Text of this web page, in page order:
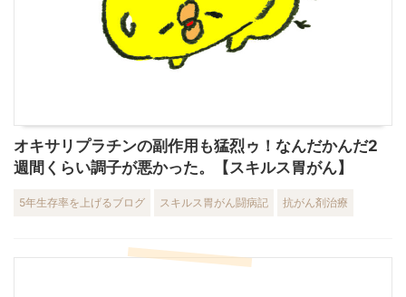
オキサリプラチンの副作用も猛烈ゥ！なんだかんだ2
週間くらい調子が悪かった。【スキルス胃がん】
5年生存率を上げるブログ スキルス胃がん闘病記 抗がん剤治療